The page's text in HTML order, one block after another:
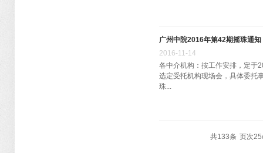
广州中院2016年第42期摇珠通知
各中介机构：按工作安排，定于
选定受托机构现场会，具体委托
珠...
2016-11-14
共133条 页次